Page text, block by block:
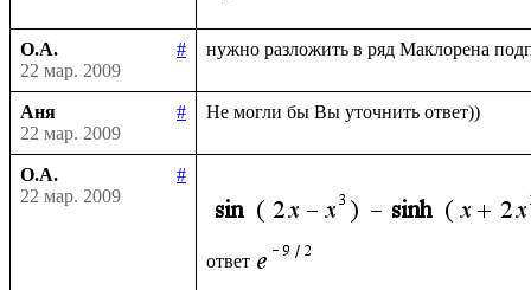
О.А.
#
22 мар. 2009
Аня
#
22 мар. 2009
О.А.
#
22 мар. 2009
ответ